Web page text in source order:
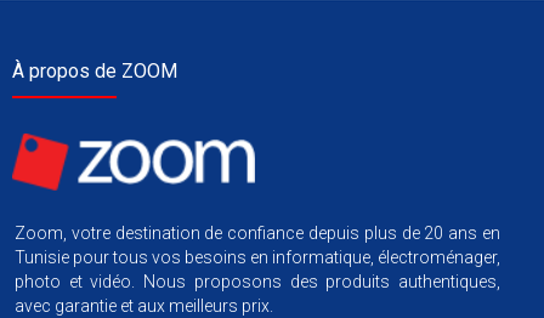
À propos de ZOOM
Zoom, votre destination de confiance depuis plus de 20 ans en
Tunisie pour tous vos besoins en informatique, électroménager,
photo et vidéo. Nous proposons des produits authentiques,
avec garantie et aux meilleurs prix.